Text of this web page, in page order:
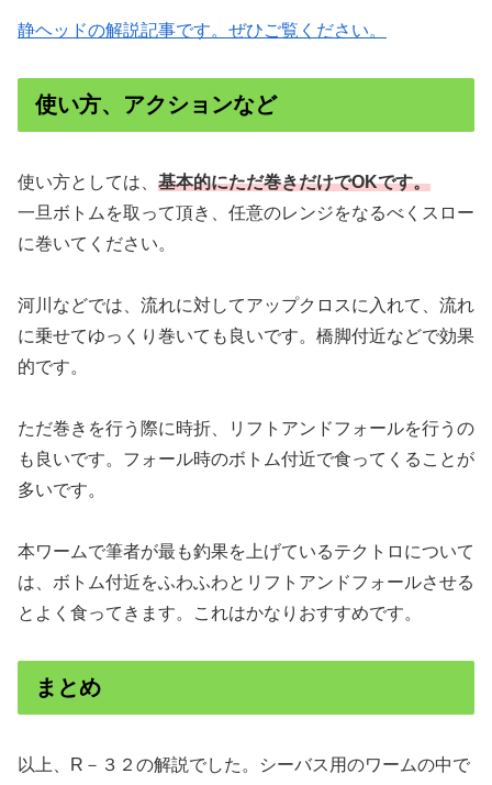
静ヘッドの解説記事です。ぜひご覧ください。
使い方、アクションなど
使い方としては、 基本的にただ巻きだけでOKです。
一旦ボトムを取って頂き、任意のレンジをなるべくスロー
に巻いてください。
河川などでは、流れに対してアップクロスに入れて、流れ
に乗せてゆっくり巻いても良いです。橋脚付近などで効果
的です。
ただ巻きを行う際に時折、リフトアンドフォールを行うの
も良いです。フォール時のボトム付近で食ってくることが
多いです。
本ワームで筆者が最も釣果を上げているテクトロについて
は、ボトム付近をふわふわとリフトアンドフォールさせる
とよく食ってきます。これはかなりおすすめです。
まとめ
以上、R－３２の解説でした。シーバス用のワームの中で